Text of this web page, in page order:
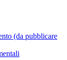
(da pubblicare